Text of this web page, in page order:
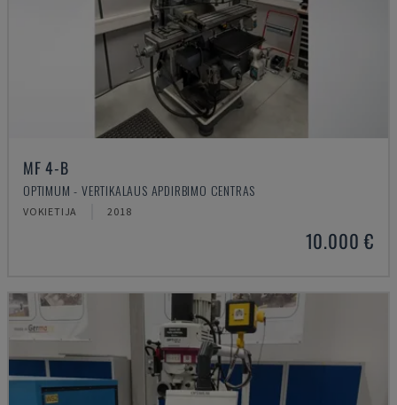
MF 4-B
OPTIMUM - VERTIKALAUS APDIRBIMO CENTRAS
VOKIETIJA 2018
10.000 €